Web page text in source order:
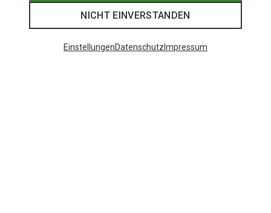
NICHT EINVERSTANDEN
EinstellungenDatenschutz Impressum